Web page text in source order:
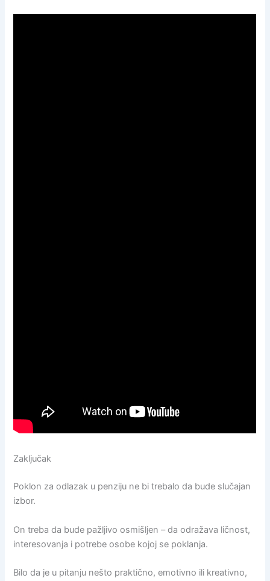
Zaključak
Poklon za odlazak u penziju ne bi trebalo da bude slučajan
izbor.
On treba da bude pažljivo osmišljen – da odražava ličnost,
interesovanja i potrebe osobe kojoj se poklanja.
Bilo da je u pitanju nešto praktično, emotivno ili kreativno,